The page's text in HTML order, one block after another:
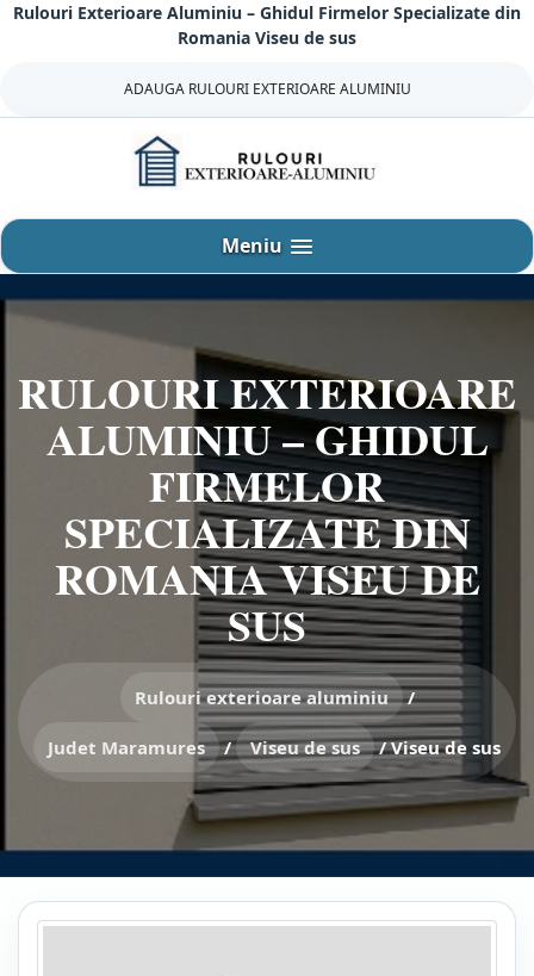
SariRulouri Exterioare Aluminiu – Ghidul Firmelor Specializate din
Romania Viseu de sus
ADAUGA RULOURI EXTERIOARE ALUMINIU
Meniu
RULOURI EXTERIOARE
ALUMINIU – GHIDUL
FIRMELOR
SPECIALIZATE DIN
ROMANIA VISEU DE
SUS
Rulouri exterioare aluminiu /
Judet Maramures / Viseu de sus /Viseu de sus